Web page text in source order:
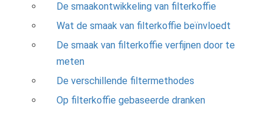
De smaakontwikkeling van filterkoffie
Wat de smaak van filterkoffie beïnvloedt
De smaak van filterkoffie verfijnen door te
meten
De verschillende filtermethodes
Op filterkoffie gebaseerde dranken